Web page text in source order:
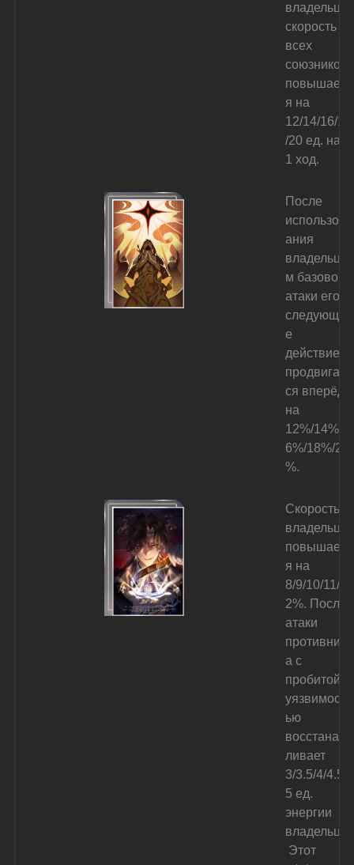
владельца
скорость
всех
союзников
повышаетс
я на
12/14/16/18
/20 ед. на
1 ход.
После
использов
ания
владельце
м базовой
атаки его
следующе
е
действие
продвигает
ся вперёд
на
12%/14%/1
6%/18%/20
%.
Скорость
владельца
повышаетс
я на
8/9/10/11/1
2%. После
атаки
противник
а с
пробитой
уязвимост
ью
восстанав
ливает
3/3.5/4/4.5/
5 ед.
энергии
владельца.
Этот